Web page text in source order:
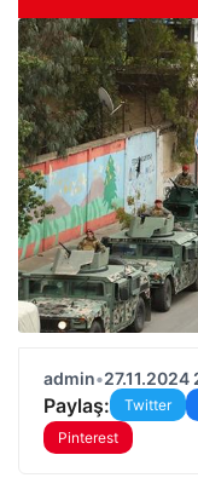
admin•27.11.2024
Paylaş: Twitter
Pinterest